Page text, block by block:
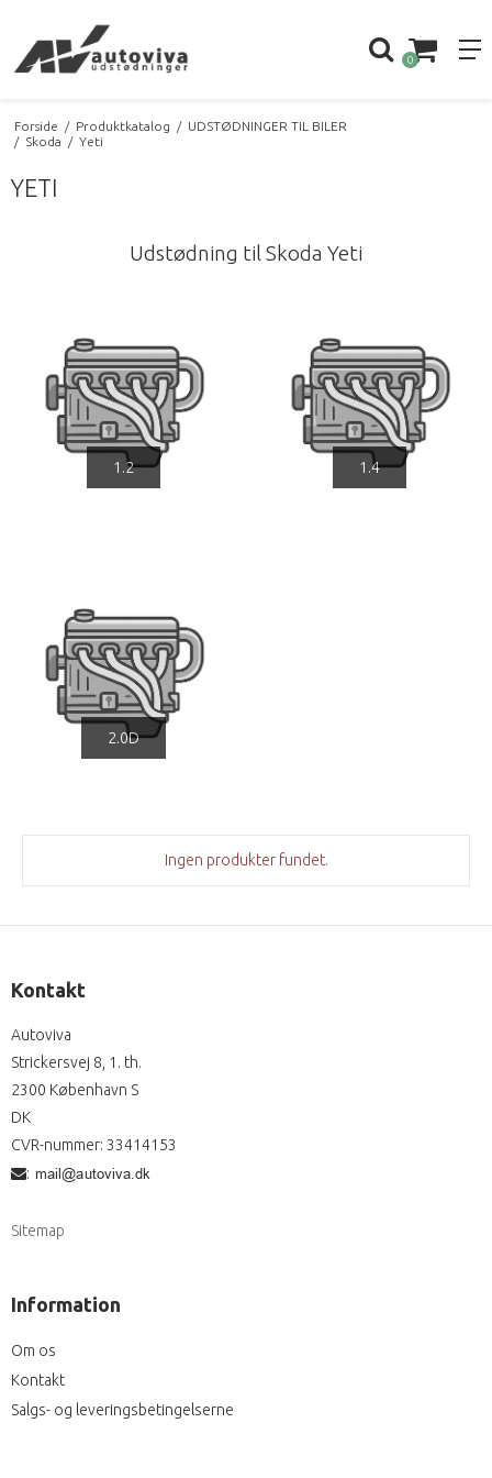
0
Forside / Produktkatalog / UDSTØDNINGER TIL BILER
/ Skoda / Yeti
YETI
Udstødning til Skoda Yeti
1.2 1.4
2.0D
Ingen produkter fundet.
Kontakt
Autoviva
Strickersvej 8, 1. th.
2300 København S
DK
CVR-nummer: 33414153
:
Sitemap
Information
Om os
Kontakt
Salgs- og leveringsbetingelserne